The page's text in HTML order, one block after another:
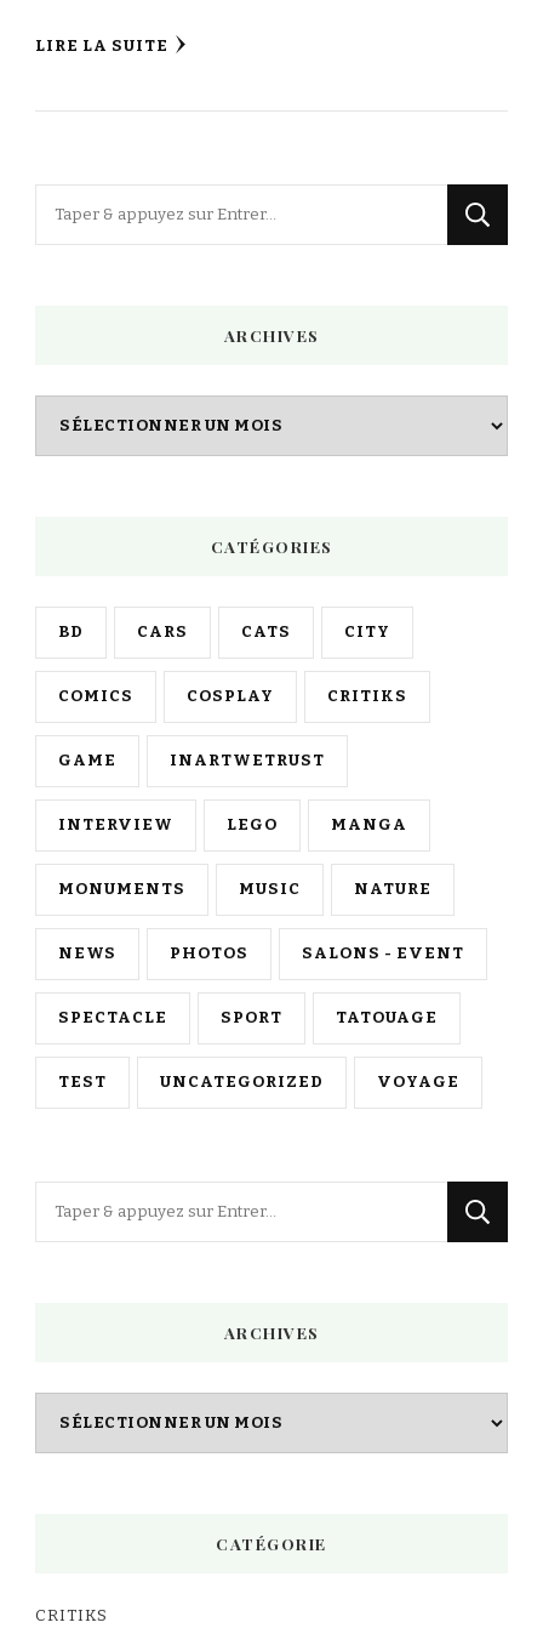
LIRE LA SUITE
ARCHIVES
Archives
CATÉGORIES
BD CARS CATS CITY
COMICS COSPLAY CRITIKS
GAME INARTWETRUST
INTERVIEW LEGO MANGA
MONUMENTS MUSIC NATURE
NEWS PHOTOS SALONS - EVENT
SPECTACLE SPORT TATOUAGE
TEST UNCATEGORIZED VOYAGE
ARCHIVES
Archives
CATÉGORIE
CRITIKS